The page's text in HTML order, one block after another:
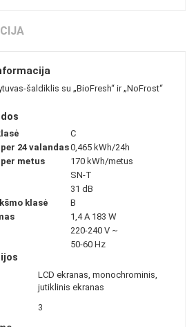
šaldiklis su „BioFresh“ ir „NoFrost“
C
24 valandas0,465 kWh/24h
metus
170 kWh/metus
SN-T
31 dB
klasė
B
1,4 A 183 W
220-240 V ~
50-60 Hz
LCD ekranas, monochrominis,
jutiklinis ekranas
3